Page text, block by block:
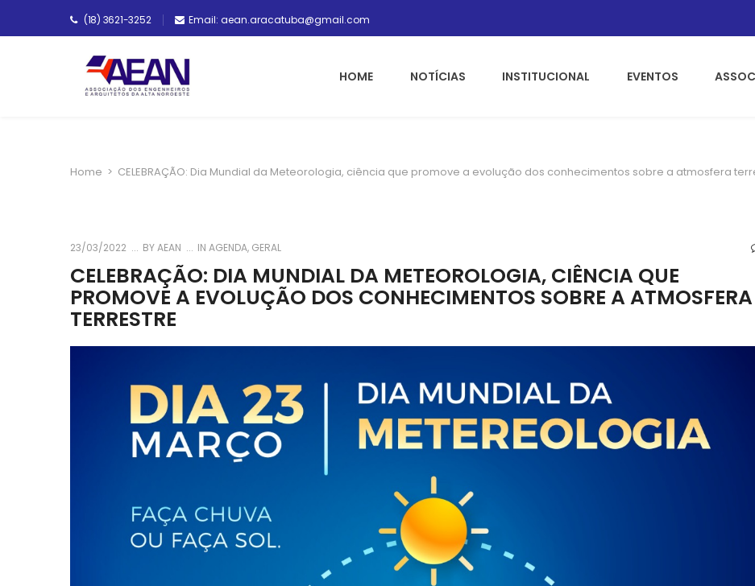
(18) 3621-3252 Email: aean.aracatuba@gmail.com
HOME NOTÍCIAS INSTITUCIONAL EVENTOS
Home > CELEBRAÇÃO: Dia Mundial da Meteorologia, ciência que promove a evolução dos conhecimentos sobre a atmosfera
23/03/2022 BYAEAN IN AGENDA, GERAL
CELEBRAÇÃO: DIA MUNDIAL DA METEOROLOGIA, CIÊNCIA QUE
PROMOVE A EVOLUÇÃO DOS CONHECIMENTOS SOBRE A ATMOSFERA
TERRESTRE